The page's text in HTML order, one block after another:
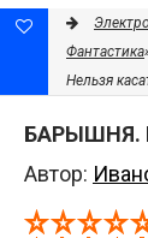
Фантастика
Нельзя
БАРЫШНЯ.
Автор: